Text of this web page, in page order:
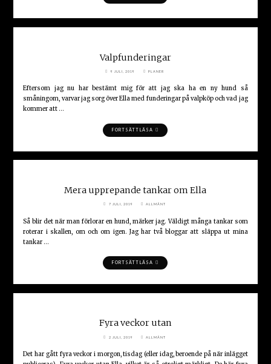
VALPFUNDERINGAR"
Valpfunderingar
9 JULI, 2019 PLANER
Eftersom jag nu har bestämt mig för att jag ska ha en ny hund så
småningom, varvar jag sorg över Ella med funderingar på valpköp och vad jag
kommer att …
FORTSÄTT LÄSA "VALPFUNDERINGAR"
Mera upprepande tankar om Ella
7 JULI, 2019 ALLMÄNT
Så blir det när man förlorar en hund, märker jag. Väldigt många tankar som
roterar i skallen, om och om igen. Jag har två bloggar att släppa ut mina
tankar …
FORTSÄTT LÄSA"MERA
UPPREPANDE
Fyra veckor utan
2 JULI, 2019 ALLMÄNT
Det har gått fyra veckor i morgon, tisdag (eller idag, beroende på när inlägget